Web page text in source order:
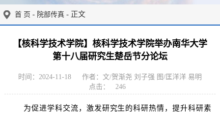
首 页 - 院部传真 - 正文
【核科学技术学院】核科学技术学院举办南华大学
第十八届研究生楚岳节分论坛
时间：2024-11-18
作者：文/贺渐尧 刘子强 图/匡洋洋 易明
点击：
246
为促进学科交流，激发研究生的科研热情，提升科研素